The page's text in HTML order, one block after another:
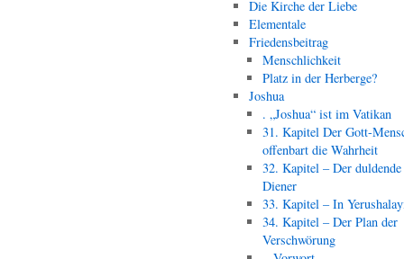
Die Kirche der Liebe
Elementale
Friedensbeitrag
Menschlichkeit
Platz in der Herberge?
Joshua
. „Joshua“ ist im Vatikan
31. Kapitel Der Gott-
offenbart die Wahrheit
32. Kapitel – Der duldende
Diener
33. Kapitel – In
34. Kapitel – Der Plan der
Verschwörung